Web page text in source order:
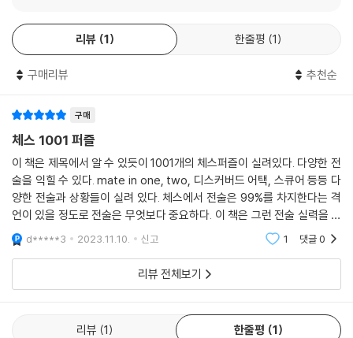
리뷰 1 한줄평 1
구매리뷰 추천순
구매
체스 1001 퍼즐
이 책은 제목에서 알 수 있듯이 1001개의 체스퍼즐이 실려있다. 다양한 전
술을 익힐 수 있다. mate in one, two, 디스커버드 어택, 스큐어 등등 다
양한 전술과 상황들이 실려 있다. 체스에서 전술은 99%를 차지한다는 격
언이 있을 정도로 전술은 무엇보다 중요하다. 이 책은 그런 전술 실력을 쌓
을 수 있도록 도와준다. 책 두께도 얇아 휴대하기 간편하다. 이 책으로 체
스에 입문하는
d*****3 2023.11.10. 신고 1 댓글0
리뷰 전체보기
리뷰 1 한줄평 1